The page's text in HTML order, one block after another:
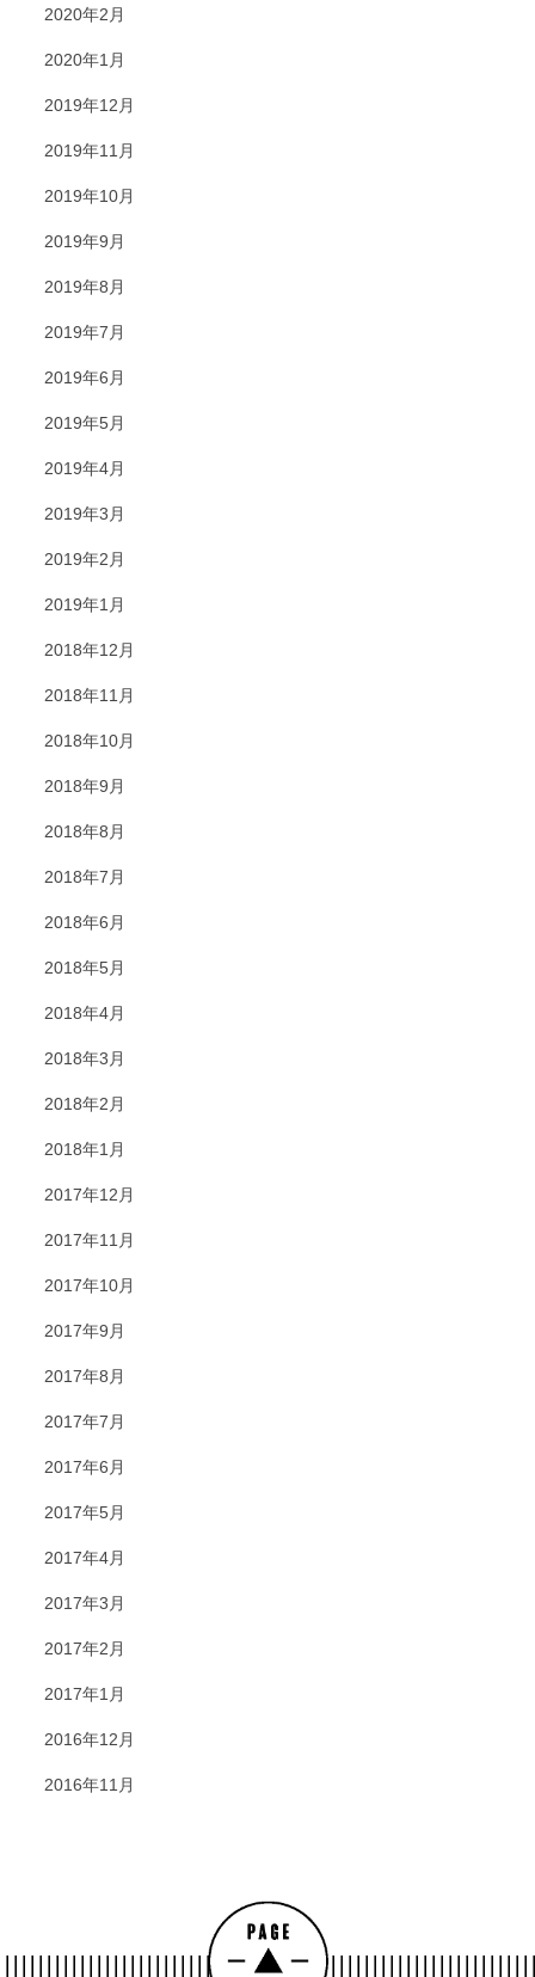
2020年2月
2020年1月
2019年12月
2019年11月
2019年10月
2019年9月
2019年8月
2019年7月
2019年6月
2019年5月
2019年4月
2019年3月
2019年2月
2019年1月
2018年12月
2018年11月
2018年10月
2018年9月
2018年8月
2018年7月
2018年6月
2018年5月
2018年4月
2018年3月
2018年2月
2018年1月
2017年12月
2017年11月
2017年10月
2017年9月
2017年8月
2017年7月
2017年6月
2017年5月
2017年4月
2017年3月
2017年2月
2017年1月
2016年12月
2016年11月